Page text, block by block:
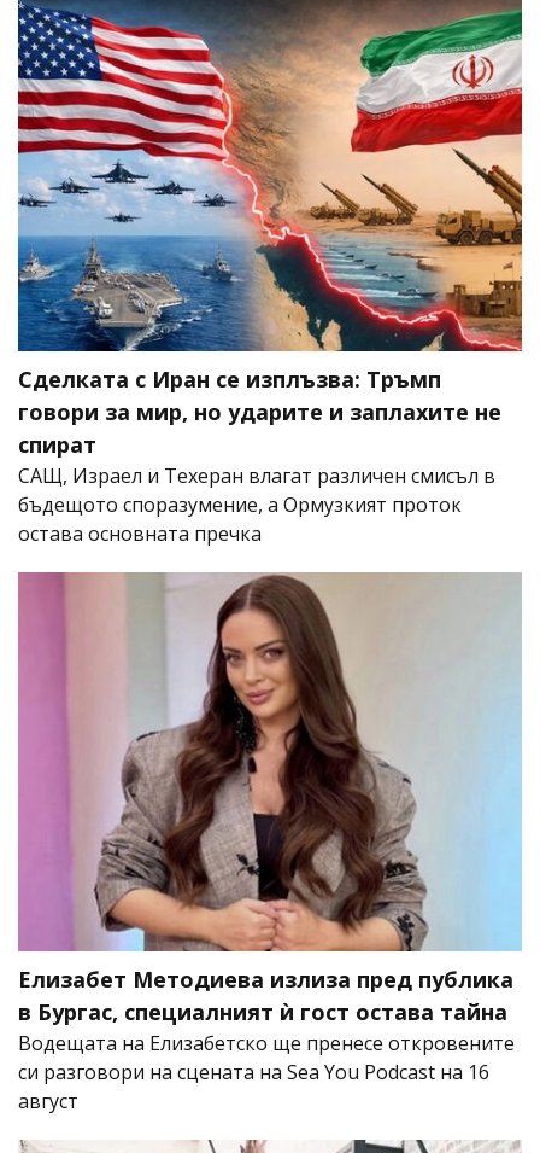
Сделката с Иран се изплъзва: Тръмп
говори за мир, но ударите и заплахите не
спират
САЩ, Израел и Техеран влагат различен смисъл в
бъдещото споразумение, а Ормузкият проток
остава основната пречка
Елизабет Методиева излиза пред публика
в Бургас, специалният ѝ гост остава тайна
Водещата на Елизабетско ще пренесе откровените
си разговори на сцената на Sea You Podcast на 16
август